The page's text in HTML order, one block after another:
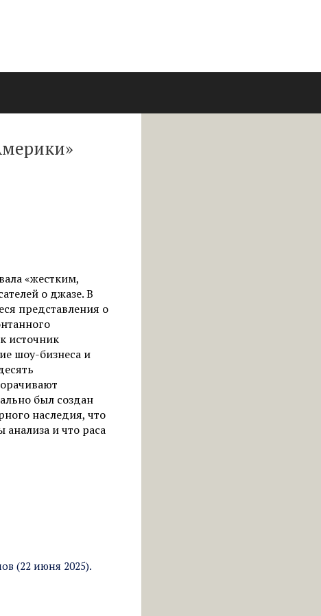
«жестким,
о джазе. В
представления о
источник
шоу-бизнеса и
был создан
наследия, что
и что раса
(22 июня 2025).